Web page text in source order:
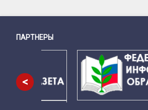
Снизу
ПАРТНЕРЫ
<